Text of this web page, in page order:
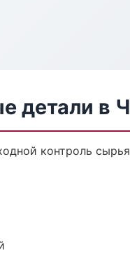
детали в
контроль